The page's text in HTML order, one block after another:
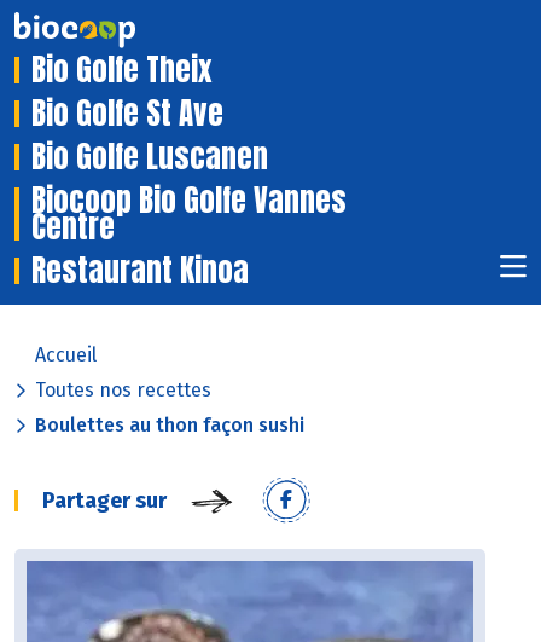
Bio Golfe Theix
Bio Golfe St Ave
Bio Golfe Luscanen
Biocoop Bio Golfe Vannes
Centre
Restaurant Kinoa
Accueil
Toutes nos recettes
Boulettes au thon façon sushi
Partager sur